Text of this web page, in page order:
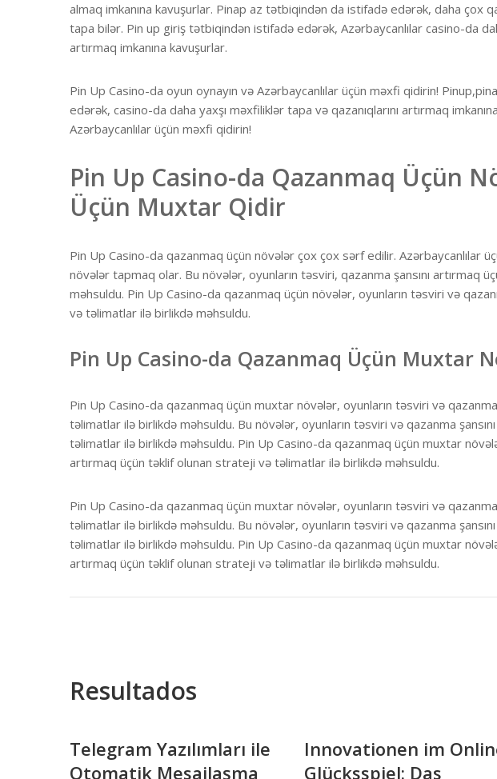
almaq imkanına kavuşurlar. Pinap az tətbiqindən da istifadə edərək, daha çox
tapa bilər. Pin up giriş tətbiqindən istifadə edərək, Azərbaycanlılar casino-da
artırmaq imkanına kavuşurlar.
Pin Up Casino-da oyun oynayın və Azərbaycanlılar üçün məxfi qidirin!
edərək, casino-da daha yaxşı məxfiliklər tapa və qazanıqlarını artırmaq
Azərbaycanlılar üçün məxfi qidirin!
Pin Up Casino-da Qazanmaq Üçün
Üçün Muxtar Qidir
Pin Up Casino-da qazanmaq üçün növələr çox çox sərf edilir. Azərbaycanlılar
növələr tapmaq olar. Bu növələr, oyunların təsviri, qazanma şansını artırmaq
məhsuldu. Pin Up Casino-da qazanmaq üçün növələr, oyunların təsviri və
və təlimatlar ilə birlikdə məhsuldu.
Pin Up Casino-da Qazanmaq Üçün Muxtar
Pin Up Casino-da qazanmaq üçün muxtar növələr, oyunların təsviri və
təlimatlar ilə birlikdə məhsuldu. Bu növələr, oyunların təsviri və qazanma
təlimatlar ilə birlikdə məhsuldu. Pin Up Casino-da qazanmaq üçün muxtar
artırmaq üçün təklif olunan strateji və təlimatlar ilə birlikdə məhsuldu.
Pin Up Casino-da qazanmaq üçün muxtar növələr, oyunların təsviri və
təlimatlar ilə birlikdə məhsuldu. Bu növələr, oyunların təsviri və qazanma
təlimatlar ilə birlikdə məhsuldu. Pin Up Casino-da qazanmaq üçün muxtar
artırmaq üçün təklif olunan strateji və təlimatlar ilə birlikdə məhsuldu.
Resultados
Telegram Yazılımları ile
Otomatik Mesajlaşma
Innovationen im
Glücksspiel: Das